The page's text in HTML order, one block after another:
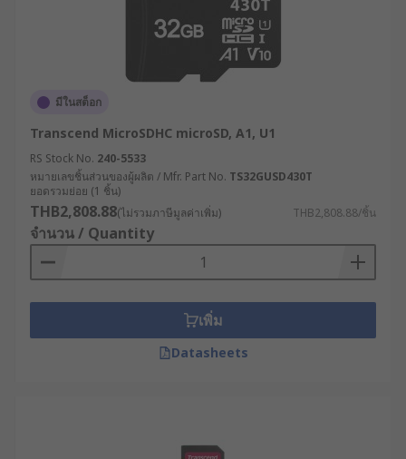
หากต้องการใช้ในระบบเฝ้าระวัง เช่น SD Card กล้อง
วงจรปิด ควรเลือก SDXC หรือ SDUC ที่มีความเร็วใน
การเขียนสูง เพื่อให้บันทึกภาพต่อเนื่องโดยไม่สะดุด
ความเร็วในการอ่านและ
เขียนข้อมูล (Speed Class)
ความเร็วของ SD Card มีผลโดยตรงต่อประสิทธิภาพใน
การบันทึกข้อมูล แบ่งออกเป็น 3 มาตรฐานหลัก ได้แก่
Speed Class : ระบุความเร็วขั้นต่ำในการเขียน
ข้อมูล เช่น Class 2, 4, 6 และ 10 โดย Class 10
แบบ Full HD และงานทั่วไปที่ต้องการความ
UHS Speed Class : ใช้เทคโนโลยีบัส (ช่อง
ทั่วไป เช่น UHS-I รองรับความเร็วบัสสูงสุดถึง
มีในสต็อก
Transcend MicroSDHC microSD, A1, U1
RS Stock No. 240-5533
หมายเลขชิ้นส่วนของผู้ผลิต / Mfr. Part No. TS32GUSD430T
ยอดรวมย่อย (1 ชิ้น)
THB2,808.88(ไม่รวมภาษีมูลค่าเพิ่ม) THB2,808.88/ชิ้น
จำนวน / Quantity
เพิ่ม
Datasheets